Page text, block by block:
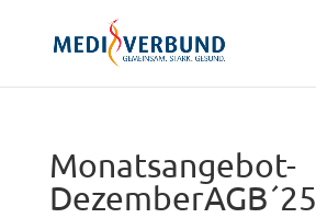
Monatsangebot-
DezemberAGB´25